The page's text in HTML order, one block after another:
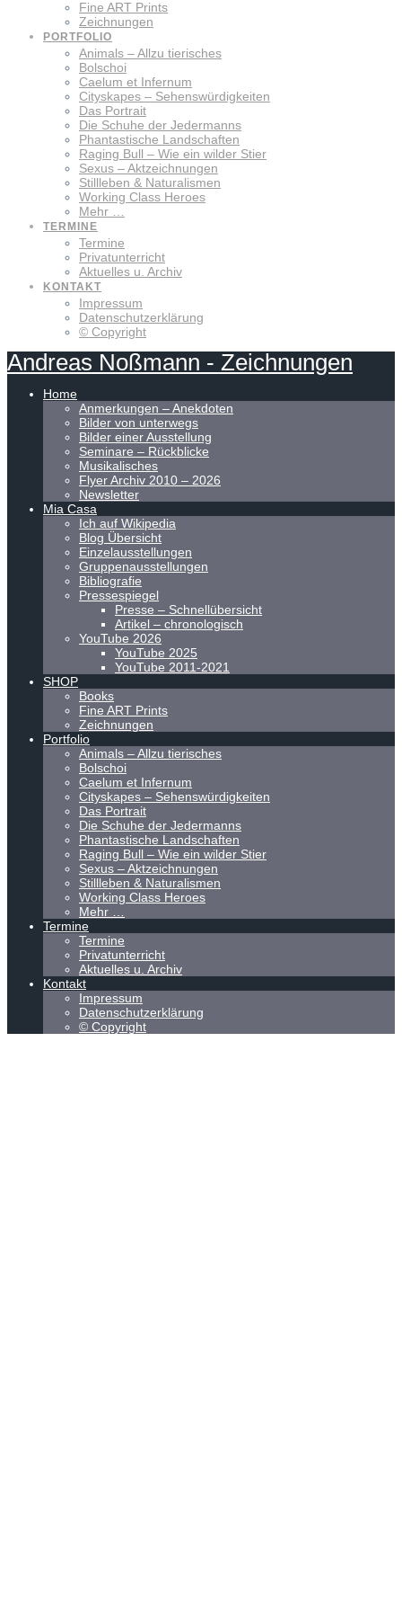
Fine ART Prints
Zeichnungen
PORTFOLIO
Animals – Allzu tierisches
Bolschoi
Caelum et Infernum
Cityskapes – Sehenswürdigkeiten
Das Portrait
Die Schuhe der Jedermanns
Phantastische Landschaften
Raging Bull – Wie ein wilder Stier
Sexus – Aktzeichnungen
Stillleben & Naturalismen
Working Class Heroes
Mehr …
TERMINE
Termine
Privatunterricht
Aktuelles u. Archiv
KONTAKT
Impressum
Datenschutzerklärung
© Copyright
Andreas Noßmann - Zeichnungen
Home
Anmerkungen – Anekdoten
Bilder von unterwegs
Bilder einer Ausstellung
Seminare – Rückblicke
Musikalisches
Flyer Archiv 2010 – 2026
Newsletter
Mia Casa
Ich auf Wikipedia
Blog Übersicht
Einzelausstellungen
Gruppenausstellungen
Bibliografie
Pressespiegel
Presse – Schnellübersicht
Artikel – chronologisch
YouTube 2026
YouTube 2025
YouTube 2011-2021
SHOP
Books
Fine ART Prints
Zeichnungen
Portfolio
Animals – Allzu tierisches
Bolschoi
Caelum et Infernum
Cityskapes – Sehenswürdigkeiten
Das Portrait
Die Schuhe der Jedermanns
Phantastische Landschaften
Raging Bull – Wie ein wilder Stier
Sexus – Aktzeichnungen
Stillleben & Naturalismen
Working Class Heroes
Mehr …
Termine
Termine
Privatunterricht
Aktuelles u. Archiv
Kontakt
Impressum
Datenschutzerklärung
© Copyright